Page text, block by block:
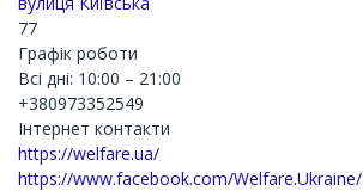
77
Графік роботи
Всі дні: 10:00 – 21:00
+380973352549
Інтернет контакти
https://welfare.ua/
https://www.facebook.com/Welfare.Ukraine/